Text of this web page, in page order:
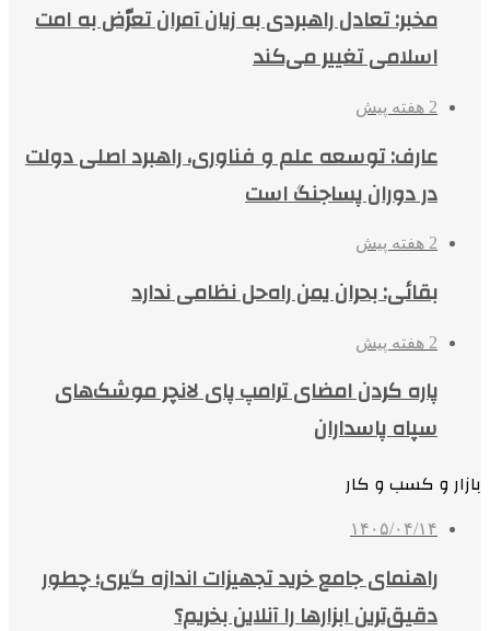
مخبر: تعادل راهبردی به زیان آمران تعرّض به امت
اسلامی تغییر می‌کند
2 هفته پیش
عارف: توسعه علم و فناوری، راهبرد اصلی دولت
در دوران پساجنگ است
2 هفته پیش
بقائی: بحران یمن راه‌حل نظامی ندارد
2 هفته پیش
پاره کردن امضای ترامپ پای لانچر موشک‌های
سپاه پاسداران
بازار و کسب و کار
۱۴۰۵/۰۴/۱۴
راهنمای جامع خرید تجهیزات اندازه گیری؛ چطور
دقیق‌ترین ابزارها را آنلاین بخریم؟